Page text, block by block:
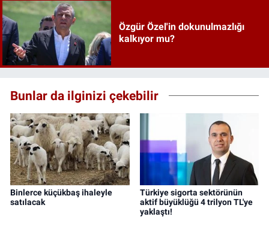
Özgür Özel'in dokunulmazlığı
kalkıyor mu?
Bunlar da ilginizi çekebilir
Binlerce küçükbaş ihaleyle
satılacak
Türkiye sigorta sektörünün
aktif büyüklüğü 4 trilyon TL'ye
yaklaştı!